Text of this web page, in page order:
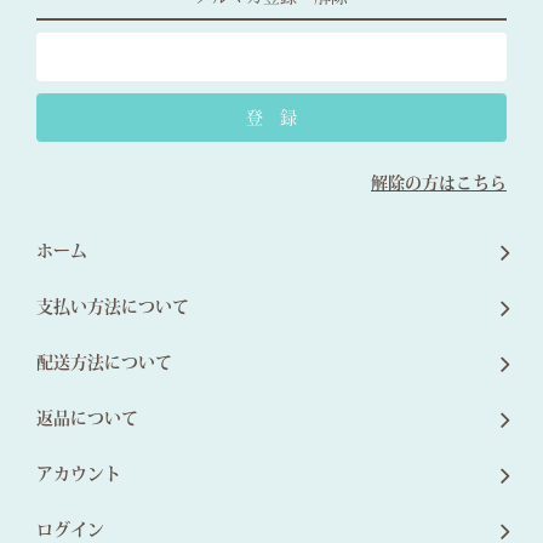
解除の方はこちら
ホーム
支払い方法について
配送方法について
返品について
アカウント
ログイン